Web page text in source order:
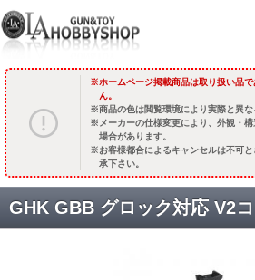
ホームページ掲載商品は取り扱い品
ん。
商品の色は閲覧環境により実際と異な
メーカーの仕様変更により、外観・
場合があります。
お客様都合によるキャンセルは不可
承下さい。